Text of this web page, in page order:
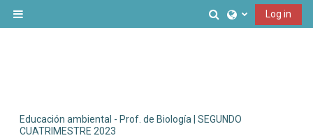
Toggle search
Log in
Educación ambiental - Prof. de Biología | SEGUNDO
CUATRIMESTRE 2023